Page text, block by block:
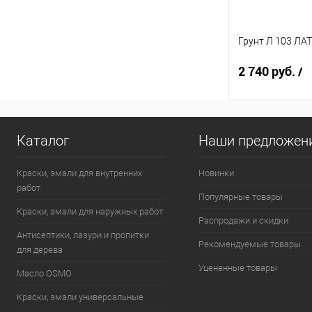
3 кг
Грунт Л 103
2 740 руб. /
бетонконтакт
Фасовка:
Каталог
Краски, эмали для внутренних
работ
Краски, эмали для наружных работ
Антисептики, лазури и пропитки
для дерева
Масло OSMO
Краски, эмали универсальные
Наши
Новинки
Популярные товары
Распродажи и скидки
Рекомендуемые товары
Уцененные товары